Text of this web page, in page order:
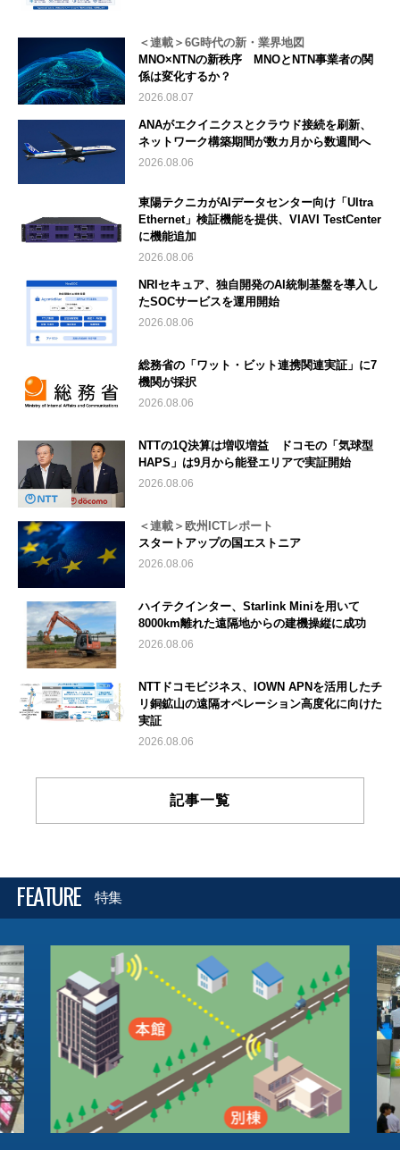
＜連載＞6G時代の新・業界地図
MNO×NTNの新秩序 MNOとNTN事業者の関
係は変化するか？
2026.08.07
ANAがエクイニクスとクラウド接続を刷新、
ネットワーク構築期間が数カ月から数週間へ
2026.08.06
東陽テクニカがAIデータセンター向け「Ultra
Ethernet」検証機能を提供、VIAVI TestCenter
に機能追加
2026.08.06
NRIセキュア、独自開発のAI統制基盤を導入し
たSOCサービスを運用開始
2026.08.06
総務省の「ワット・ビット連携関連実証」に7
機関が採択
2026.08.06
NTTの1Q決算は増収増益 ドコモの「気球型
HAPS」は9月から能登エリアで実証開始
2026.08.06
＜連載＞欧州ICTレポート
スタートアップの国エストニア
2026.08.06
ハイテクインター、Starlink Miniを用いて
8000km離れた遠隔地からの建機操縦に成功
2026.08.06
NTTドコモビジネス、IOWN APNを活用したチ
リ銅鉱山の遠隔オペレーション高度化に向けた
実証
2026.08.06
記事一覧
FEATURE 特集